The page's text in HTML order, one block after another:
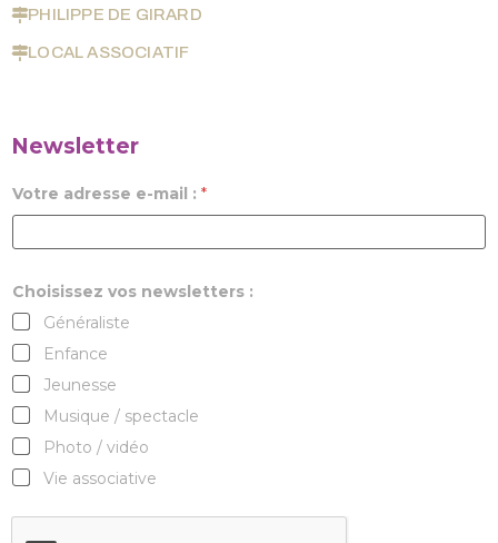
PHILIPPE DE GIRARD
LOCAL ASSOCIATIF
Newsletter
Votre adresse e-mail : *
Choisissez vos newsletters :
Généraliste
Enfance
Jeunesse
Musique / spectacle
Photo / vidéo
Vie associative